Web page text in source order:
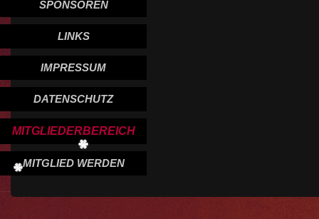
SPONSOREN
LINKS
IMPRESSUM
DATENSCHUTZ
MITGLIEDERBEREICH
MITGLIED WERDEN